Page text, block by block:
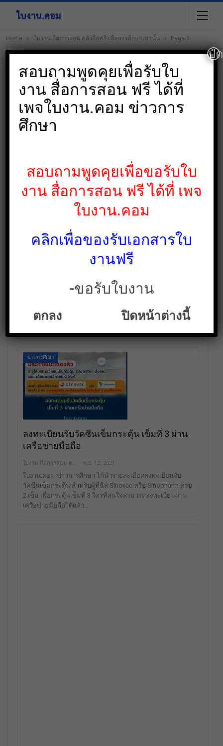
Home ใบงาน สื่อการสอน คลังสื่อฟรี เพื่อการศึกษาเท่านั้น Page 3
ใบงาน สื่อการสอน คลังสื่อ
ฟรี เพื่อการศึกษาเท่านั้น
221 POSTS 0 COMMENTS
แจกฟรี
ตัวอย่างประกาศภาระงาน กำหนดชั่วโมง
ปฏิบัติงาน ดาวน์โหลดได้เลย
ใบงาน.คอม ข่าวการศึกษา ได้นำไฟล์ตัวอย่างประกาศภาระ
Microsoft Word สามารถนำไปแก้ไขตามต้องการได้ คุณครู
ท่านไหนที่กำลังสนใจตัวอย่างประกาศภาระงาน กำหนด
ข่าวการศึกษา
ลงทะเบียนรับวัคซีนเข็มกระตุ้น เข็มที่ 3 ผ่าน
เครือข่ายมือถือ
พ.ย. 12, 2021
ใบงาน.คอม ข่าวการศึกษา ไก้นำรายละเอียดลงทะเบียนรับ
วัคซีนเข็มกระตุ้น สำหรับผู้ที่ฉีด Sinovac หรือ Sinopharm ครบ
2 เข็ม เพื่อกระตุ้นเข็มที่ 3 ใครที่สนใจสามารถลงทะเบียนผ่าน
เครือข่ายมือถือได้แล้ว…
สอบถามพูดคุยเพื่อรับใบ
งาน สื่อการสอน ฟรี ได้ที่
เพจใบงาน.คอม ข่าวการ
ศึกษา
สอบถามพูดคุยเพื่อขอรับใบ
งาน สื่อการสอน ฟรี ได้ที่ เพจ
ใบงาน.คอม
คลิกเพื่อของรับเอกสารใบ
งานฟรี
-ขอรับใบงาน
ตกลง ปิดหน้าต่างนี้
ปิด